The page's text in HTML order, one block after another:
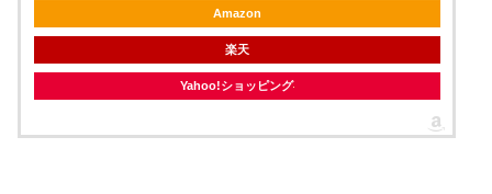
Amazon
楽天
Yahoo!ショッピング